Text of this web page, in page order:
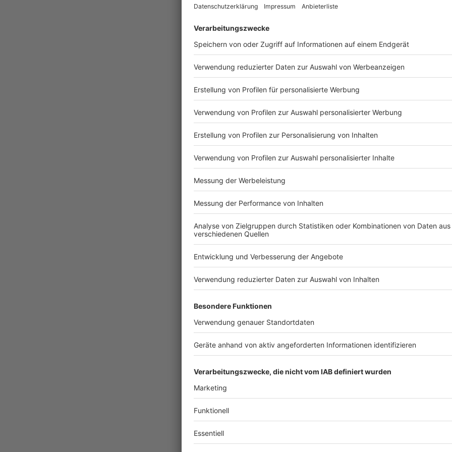
Alfred und Hermann haben beim Aufbau einer
Ehrenamtlich und aus Überzeugung. Toll, dass es
Weitere Bilder der Krankenstation in
Anzeige